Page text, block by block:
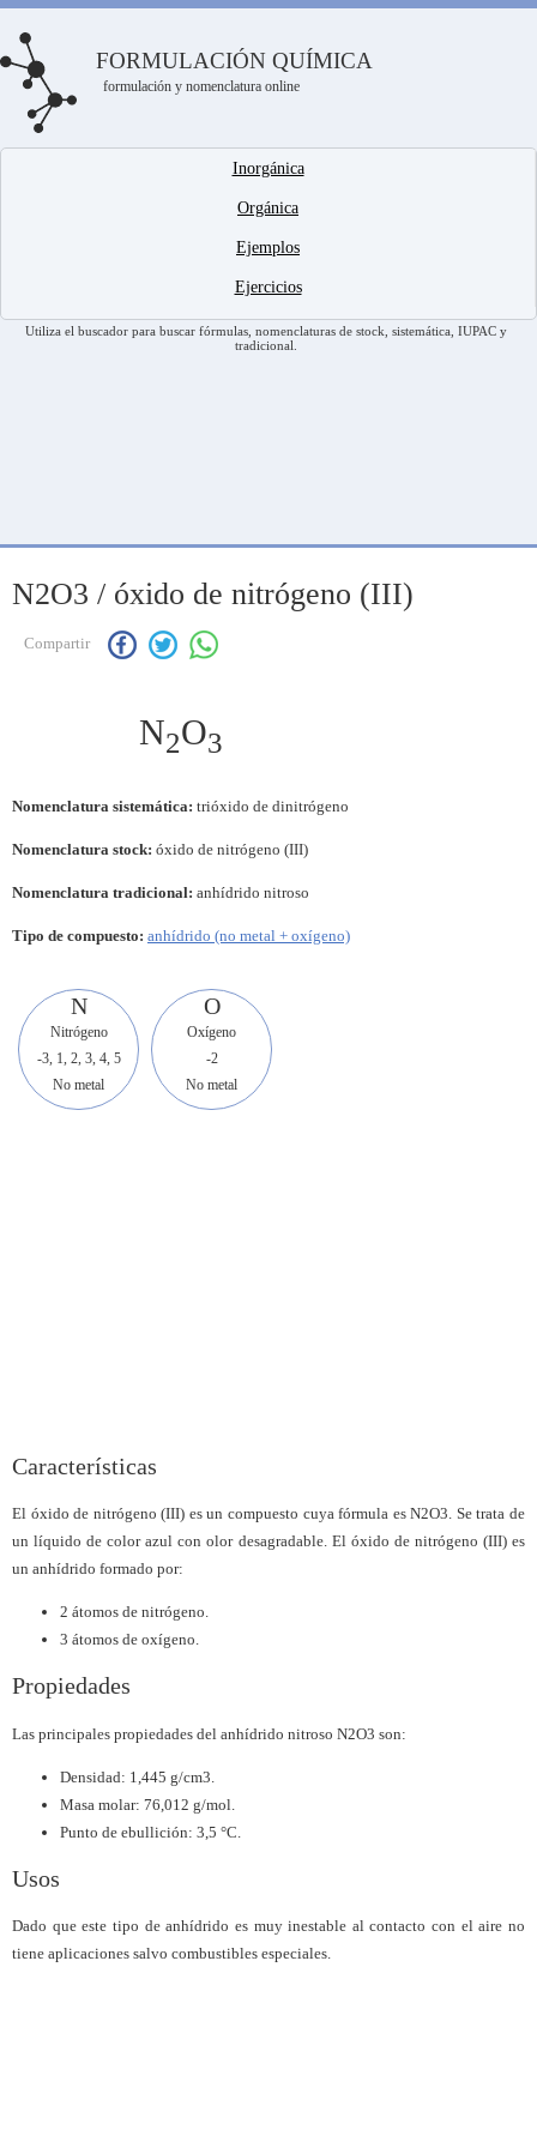
FORMULACIÓN QUÍMICA
formulación y nomenclatura online
Inorgánica
Orgánica
Ejemplos
Ejercicios
Utiliza el buscador para buscar fórmulas, nomenclaturas de stock, sistemática, IUPAC y
tradicional.
N2O3 / óxido de nitrógeno (III)
Compartir
N2O3
Nomenclatura sistemática: trióxido de dinitrógeno
Nomenclatura stock: óxido de nitrógeno (III)
Nomenclatura tradicional: anhídrido nitroso
Tipo de compuesto: anhídrido (no metal + oxígeno)
N
Nitrógeno
-3, 1, 2, 3, 4, 5
No metal
O
Oxígeno
-2
No metal
Características
El óxido de nitrógeno (III) es un compuesto cuya fórmula es N2O3. Se trata de
un líquido de color azul con olor desagradable. El óxido de nitrógeno (III) es
un anhídrido formado por:
2 átomos de nitrógeno.
3 átomos de oxígeno.
Propiedades
Las principales propiedades del anhídrido nitroso N2O3 son:
Densidad: 1,445 g/cm3.
Masa molar: 76,012 g/mol.
Punto de ebullición: 3,5 °C.
Usos
Dado que este tipo de anhídrido es muy inestable al contacto con el aire no
tiene aplicaciones salvo combustibles especiales.